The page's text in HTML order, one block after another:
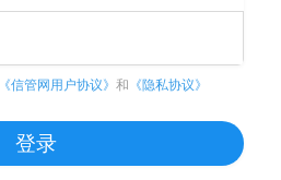
《信管网用户协议》 和 《隐私协议》